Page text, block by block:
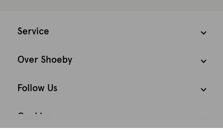
Service
Over Shoeby
Follow Us
Cookies